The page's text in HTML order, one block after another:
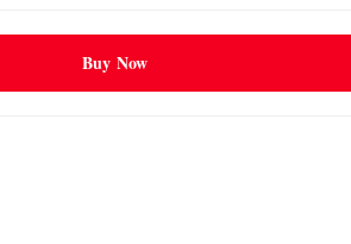
Buy Now